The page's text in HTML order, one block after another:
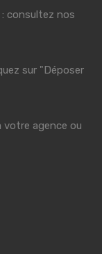
consultez nos
sur "Déposer
votre agence ou